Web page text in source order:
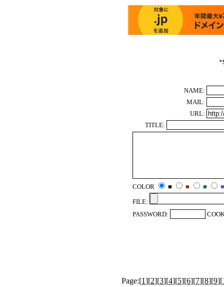
*
NAME:
MAIL:
URL:
TITLE:
COLOR ■ ■ ■
■
FILE:
PASSWORD:
Page:[1][2][3][4][5][6][7][8][9][